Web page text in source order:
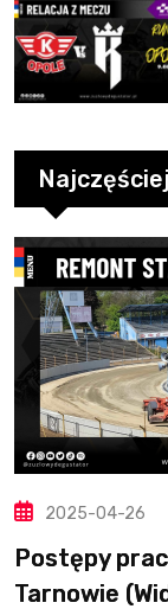
2025-04-26
Postępy
Tarnowie